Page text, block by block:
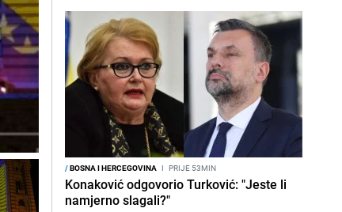
/BOSNA I HERCEGOVINA I PRIJE 53MIN
Konaković odgovorio Turković: "Jeste li
namjerno slagali?"